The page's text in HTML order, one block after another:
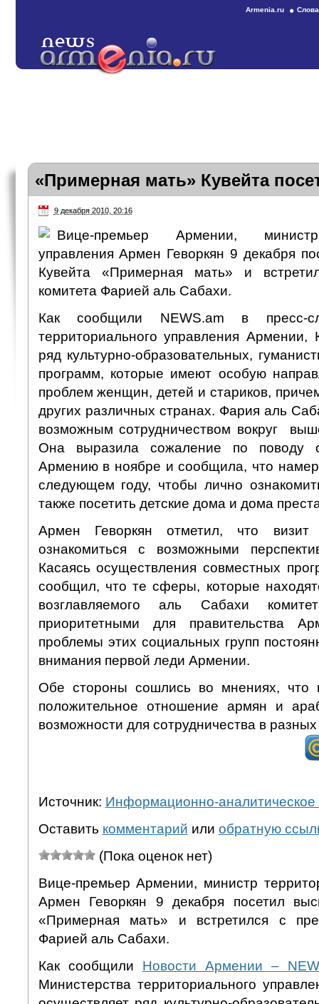
Armenia.ru
«Примерная мать» Кувейта
9 декабря 2010, 20:16
Вице-премьер Армении, министр
управления Армен Геворкян 9 декабря
Кувейта «Примерная мать» и
комитета Фарией аль Сабахи.
Как сообщили NEWS.am в пресс-
территориального управления Армении,
ряд культурно-образовательных,
программ, которые имеют особую
проблем женщин, детей и стариков,
других различных странах. Фария аль
возможным сотрудничеством вокруг
Она выразила сожаление по поводу
Армению в ноябре и сообщила, что
следующем году, чтобы лично
также посетить детские дома и дома
Армен Геворкян отметил, что
ознакомиться с возможными
Касаясь осуществления совместных
сообщил, что те сферы, которые
возглавляемого аль Сабахи
приоритетными для правительства
проблемы этих социальных групп
внимания первой леди Армении.
Обе стороны сошлись во мнениях, что
положительное отношение армян и
возможности для сотрудничества в разных
Источник: Информационно-аналитическое
Оставить комментарий или обратную
(Пока оценок нет)
Вице-премьер Армении, министр
Армен Геворкян 9 декабря посетил
«Примерная мать» и встретился с
Фарией аль Сабахи.
Как сообщили Новости Армении –
Министерства территориального